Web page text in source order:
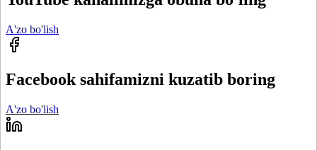
A'zo bo'lish
Facebook sahifamizni kuzatib boring
A'zo bo'lish